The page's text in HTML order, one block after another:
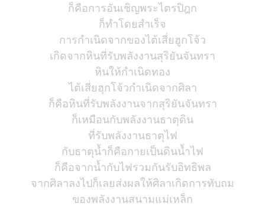
ก็คือการอันเชิญพระไตรปิฎก
ก็ทำโดยสำเร็จ
การกำเนิดจากของไต้เสี่ยฮูกโจ้ว
เกิดจากหินที่รับพลังงานสุริยันจันทรา
หินให้กำเนิดทอง
ไต้เสี่ยฮุกโจ้วกำเนิดจากศิลา
ก็คือหินที่รับพลังงานจากสุริยันจันทรา
ก็เหมือนกับพลังงานธาตุดิน
ที่รับพลังงานธาตุไฟ
กับธาตุน้ำก็คือกายเป็นดินน้ำไฟ
ก็คือจากน้ำกับไฟรวมกันรับอิทธิพล
จากศิลาลงไปก็เลยส่งผลให้ศิลาเกิดการทับถม
ของพลังงานสนามแม่เหล็ก